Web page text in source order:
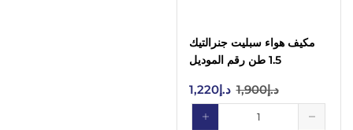
مكيف هواء سبليت جنرالتيك
1.5 طن رقم الموديل
الدوار)
د.إ1,900 د.إ1,220